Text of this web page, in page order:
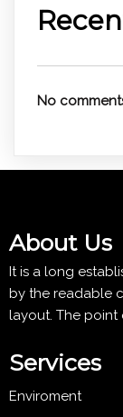
No
About Us
It is a long
by the readable
layout. The point
Services
Enviroment